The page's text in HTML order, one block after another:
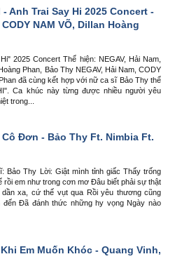
- Anh Trai Say Hi 2025 Concert -
CODY NAM VÕ, Dillan Hoàng
2025 Concert Thể hiện: NEGAV, Hải Nam,
Phan, Bảo Thy NEGAV, Hải Nam, CODY
đã cùng kết hợp với nữ ca sĩ Bảo Thy thể
Ca khúc này từng được nhiều người yêu
trong...
Cô Đơn - Bảo Thy Ft. Nimbia Ft.
Bảo Thy Lời: Giật mình tỉnh giấc Thấy trống
rồi em như trong cơn mơ Đâu biết phải sự thật
dần xa, cứ thế vụt qua Rồi yêu thương cũng
đến Đã đánh thức những hy vọng Ngày nào
Em Muốn Khóc - Quang Vinh,